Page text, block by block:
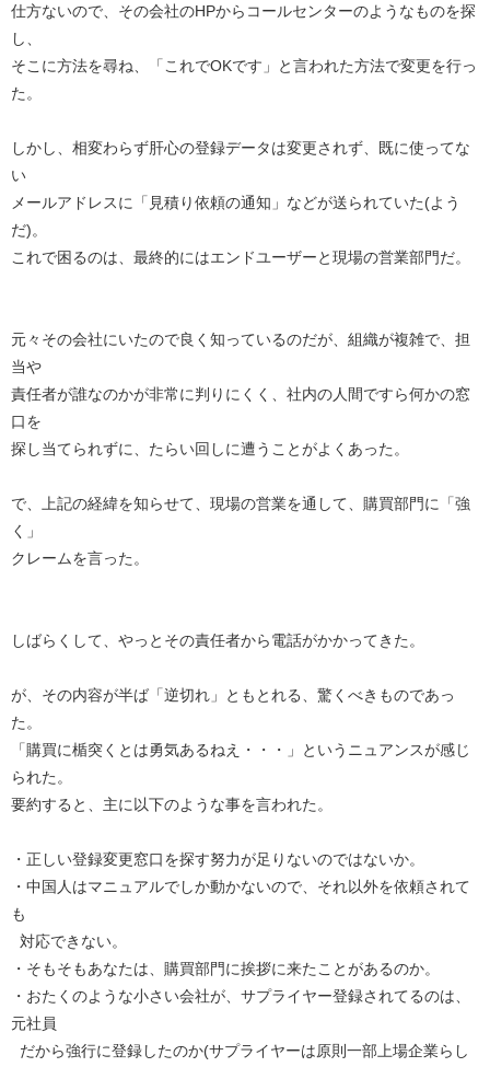
仕方ないので、その会社のHPからコールセンターのようなものを探
し、
そこに方法を尋ね、「これでOKです」と言われた方法で変更を行っ
た。
しかし、相変わらず肝心の登録データは変更されず、既に使ってな
い
メールアドレスに「見積り依頼の通知」などが送られていた(よう
だ)。
これで困るのは、最終的にはエンドユーザーと現場の営業部門だ。
元々その会社にいたので良く知っているのだが、組織が複雑で、担
当や
責任者が誰なのかが非常に判りにくく、社内の人間ですら何かの窓
口を
探し当てられずに、たらい回しに遭うことがよくあった。
で、上記の経緯を知らせて、現場の営業を通して、購買部門に「強
く」
クレームを言った。
しばらくして、やっとその責任者から電話がかかってきた。
が、その内容が半ば「逆切れ」ともとれる、驚くべきものであっ
た。
「購買に楯突くとは勇気あるねえ・・・」というニュアンスが感じ
られた。
要約すると、主に以下のような事を言われた。
・正しい登録変更窓口を探す努力が足りないのではないか。
・中国人はマニュアルでしか動かないので、それ以外を依頼されて
も
対応できない。
・そもそもあなたは、購買部門に挨拶に来たことがあるのか。
・おたくのような小さい会社が、サプライヤー登録されてるのは、
元社員
だから強行に登録したのか(サプライヤーは原則一部上場企業らし